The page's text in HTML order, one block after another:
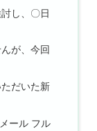
し、〇日
が、今回
だいた新
ール フル